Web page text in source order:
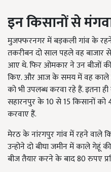
इन किसानों से
मुजफ्फरनगर में बड़कली गांव के
तकरीबन दो साल पहले वह
आए थे. फिर ओमकार ने उन बीजों
किए. और आज के समय में वह काले
को भी उपलब्ध करवा रहे हैं. इतना
सहारनपुर के10से15किसानों को
करवाए हैं.
मेरठ के नांरगपुर गांव में रहने वाले
उन्होने दो बीघा जमीन में काले गेहूं
बीज तैयार करने के बाद80रुपए